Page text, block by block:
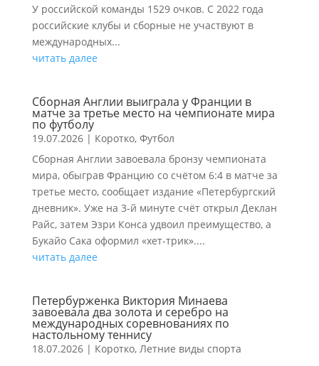
У российской команды 1529 очков. С 2022 года
российские клубы и сборные не участвуют в
международных...
читать далее
Сборная Англии выиграла у Франции в
матче за третье место на чемпионате мира
по футболу
19.07.2026| Коротко, Футбол
Сборная Англии завоевала бронзу чемпионата
мира, обыграв Францию со счётом 6:4 в матче за
третье место, сообщает издание «Петербургский
дневник». Уже на 3-й минуте счёт открыл Деклан
Райс, затем Эзри Конса удвоил преимущество, а
Букайо Сака оформил «хет-трик»....
читать далее
Петербурженка Виктория Минаева
завоевала два золота и серебро на
международных соревнованиях по
настольному теннису
18.07.2026| Коротко, Летние виды спорта